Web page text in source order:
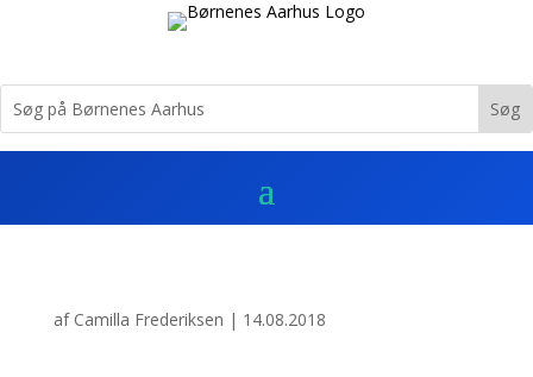
af Camilla Frederiksen | 14.08.2018